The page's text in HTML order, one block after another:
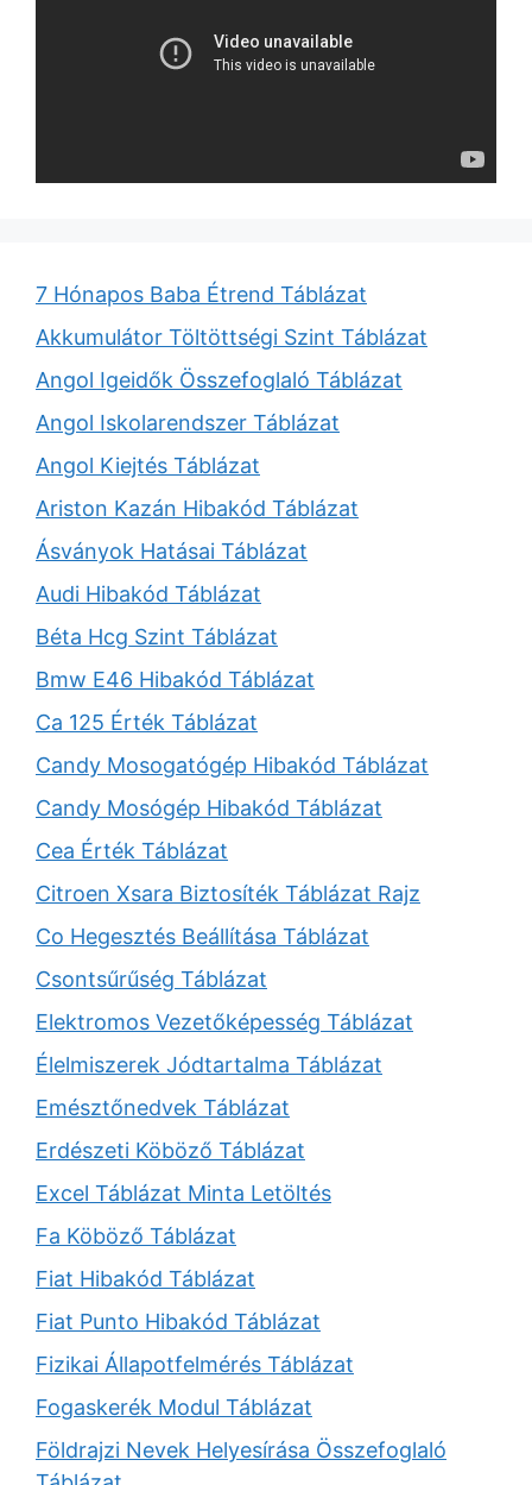
7 Hónapos Baba Étrend Táblázat
Akkumulátor Töltöttségi Szint Táblázat
Angol Igeidők Összefoglaló Táblázat
Angol Iskolarendszer Táblázat
Angol Kiejtés Táblázat
Ariston Kazán Hibakód Táblázat
Ásványok Hatásai Táblázat
Audi Hibakód Táblázat
Béta Hcg Szint Táblázat
Bmw E46 Hibakód Táblázat
Ca 125 Érték Táblázat
Candy Mosogatógép Hibakód Táblázat
Candy Mosógép Hibakód Táblázat
Cea Érték Táblázat
Citroen Xsara Biztosíték Táblázat Rajz
Co Hegesztés Beállítása Táblázat
Csontsűrűség Táblázat
Elektromos Vezetőképesség Táblázat
Élelmiszerek Jódtartalma Táblázat
Emésztőnedvek Táblázat
Erdészeti Köböző Táblázat
Excel Táblázat Minta Letöltés
Fa Köböző Táblázat
Fiat Hibakód Táblázat
Fiat Punto Hibakód Táblázat
Fizikai Állapotfelmérés Táblázat
Fogaskerék Modul Táblázat
Földrajzi Nevek Helyesírása Összefoglaló